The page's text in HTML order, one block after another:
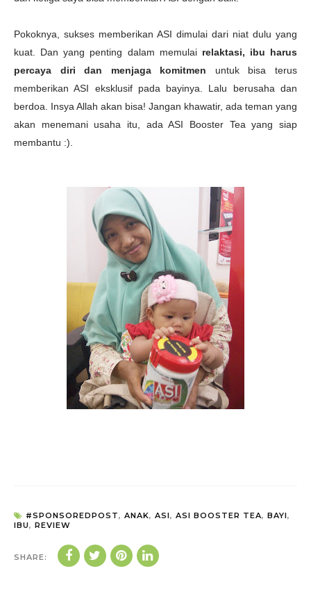
Pokoknya, sukses memberikan ASI dimulai dari niat dulu yang
kuat. Dan yang penting dalam memulai relaktasi, ibu harus
percaya diri dan menjaga komitmen untuk bisa terus
memberikan ASI eksklusif pada bayinya. Lalu berusaha dan
berdoa. Insya Allah akan bisa! Jangan khawatir, ada teman yang
akan menemani usaha itu, ada ASI Booster Tea yang siap
membantu :).
#SPONSOREDPOST, ANAK, ASI, ASI BOOSTER TEA, BAYI,
IBU, REVIEW
SHARE: